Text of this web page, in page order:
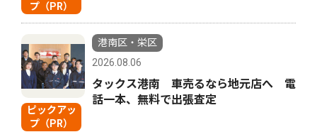
プ（PR）
ピックアッ
プ（PR）
港南区・栄区
2026.08.06
タックス港南 車売るなら地元店へ 電
話一本、無料で出張査定